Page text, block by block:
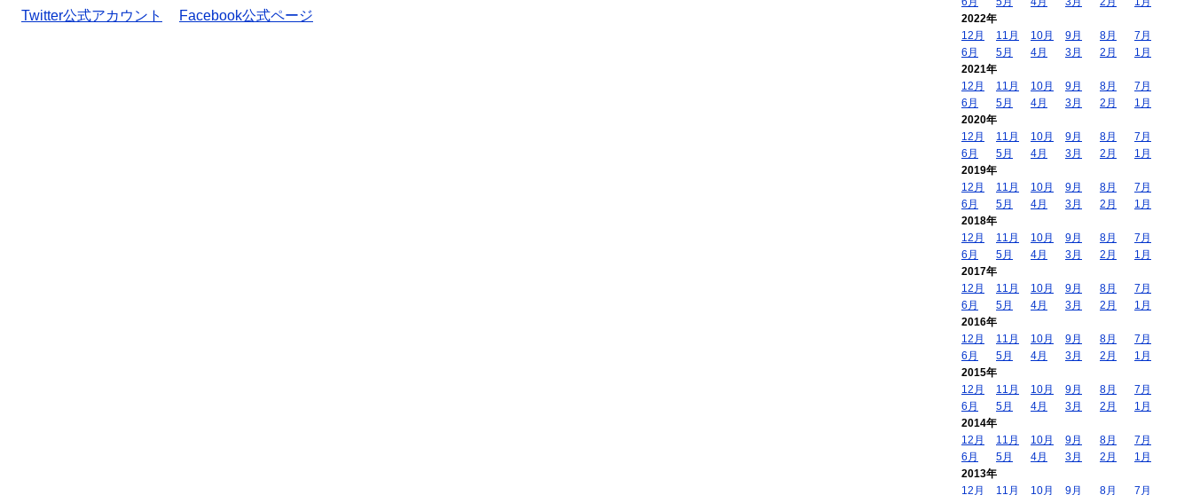
Twitter公式アカウント
Facebook公式ページ
2022年
12月
11月 10月 9月 8月
7月
6月
5月 4月 3月 2月
1月
2021年
12月
11月 10月 9月 8月
7月
6月
5月 4月 3月 2月
1月
2020年
12月
11月 10月 9月 8月
7月
6月
5月 4月 3月 2月
1月
2019年
12月
11月 10月 9月 8月
7月
6月
5月 4月 3月 2月
1月
2018年
12月
11月 10月 9月 8月
7月
6月
5月 4月 3月 2月
1月
2017年
12月
11月 10月 9月 8月
7月
6月
5月 4月 3月 2月
1月
2016年
12月
11月 10月 9月 8月
7月
6月
5月 4月 3月 2月
1月
2015年
12月
11月 10月 9月 8月
7月
6月
5月 4月 3月 2月
1月
2014年
12月
11月 10月 9月 8月
7月
6月
5月 4月 3月 2月
1月
2013年
12月
11月 10月 9月 8月 7月